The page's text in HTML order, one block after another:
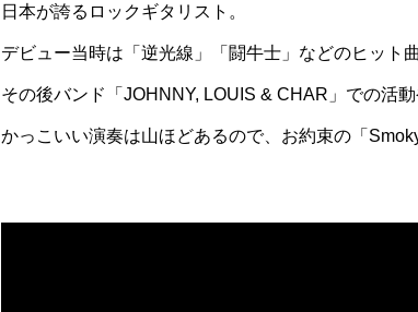
日本が誇るロックギタリスト。
デビュー当時は「逆光線」「闘牛士」などのヒット
その後バンド「JOHNNY, LOUIS & CHAR」での活
かっこいい演奏は山ほどあるので、お約束の「